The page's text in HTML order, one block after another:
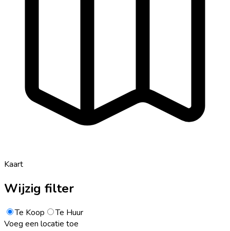
Kaart
Wijzig filter
Te Koop
Te Huur
Voeg een locatie toe